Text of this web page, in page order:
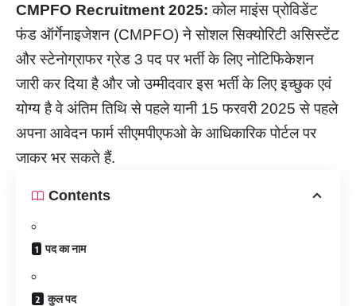
CMPFO Recruitment 2025:कोल माइंस प्रोविडेंट
फंड ऑर्गेनाइजेशन (CMPFO) ने सोशल सिक्योरिटी असिस्टेंट
और स्टेनोग्राफर ग्रेड 3 पद पर भर्ती के लिए नोटिफिकेशन
जारी कर दिया है और जो उम्मीदवार इस भर्ती के लिए इच्छुक एवं
योग्य है वे अंतिम तिथि से पहले यानी 15 फरवरी 2025 से पहले
अपना आवेदन फार्म सीएमपीएफओ के आधिकारिक पोर्टल पर
जाकर भर सकते हैं.
Contents
पद का नाम
कुल पद